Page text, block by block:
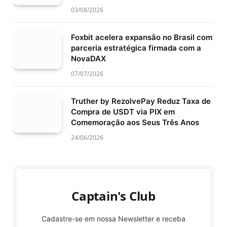
03/08/2026
Foxbit acelera expansão no Brasil com
parceria estratégica firmada com a
NovaDAX
07/07/2026
Truther by RezolvePay Reduz Taxa de
Compra de USDT via PIX em
Comemoração aos Seus Três Anos
24/06/2026
Captain's Club
Cadastre-se em nossa Newsletter e receba